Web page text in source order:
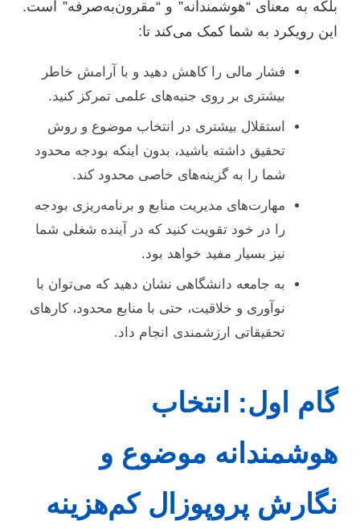
بلکه به معنای “هوشمندانه” و “مقرون‌به‌صرفه” است.
این رویکرد به شما کمک می‌کند تا:
فشار مالی را کاهش دهید و با آرامش خاطر
بیشتری بر روی جنبه‌های علمی تمرکز کنید.
استقلال بیشتری در انتخاب موضوع و روش
تحقیق داشته باشید، بدون اینکه بودجه محدود
شما را به گزینه‌های خاصی محدود کند.
مهارت‌های مدیریت منابع و برنامه‌ریزی بودجه
را در خود تقویت کنید که در آینده شغلی شما
نیز بسیار مفید خواهد بود.
به جامعه دانشگاهی نشان دهید که می‌توان با
نوآوری و خلاقیت، حتی با منابع محدود، کارهای
تحقیقاتی ارزشمندی انجام داد.
گام اول: انتخاب
هوشمندانه موضوع و
نگارش پروپوزال کم‌هزینه